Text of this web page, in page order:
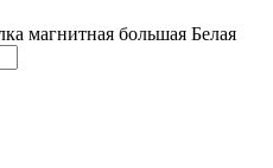
магнитная большая Белая